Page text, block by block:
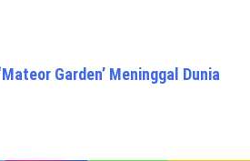
Garden’ Meninggal Dunia